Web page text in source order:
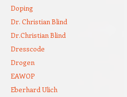
Doping
Dr. Christian Blind
Dr.Christian Blind
Dresscode
Drogen
EAWOP
Eberhard Ulich